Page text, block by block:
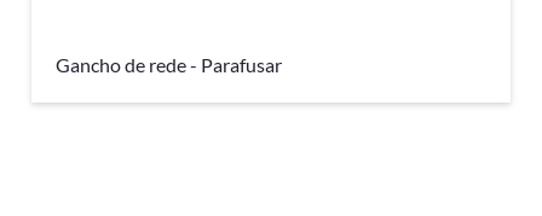
Gancho de rede - Parafusar